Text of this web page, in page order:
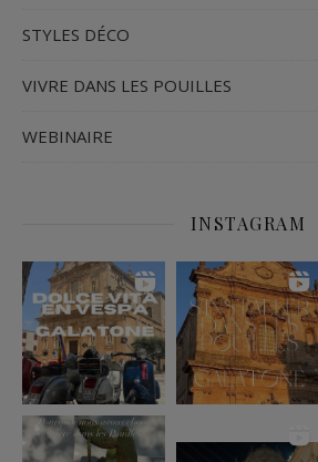
STYLES DÉCO
VIVRE DANS LES POUILLES
WEBINAIRE
INSTAGRAM